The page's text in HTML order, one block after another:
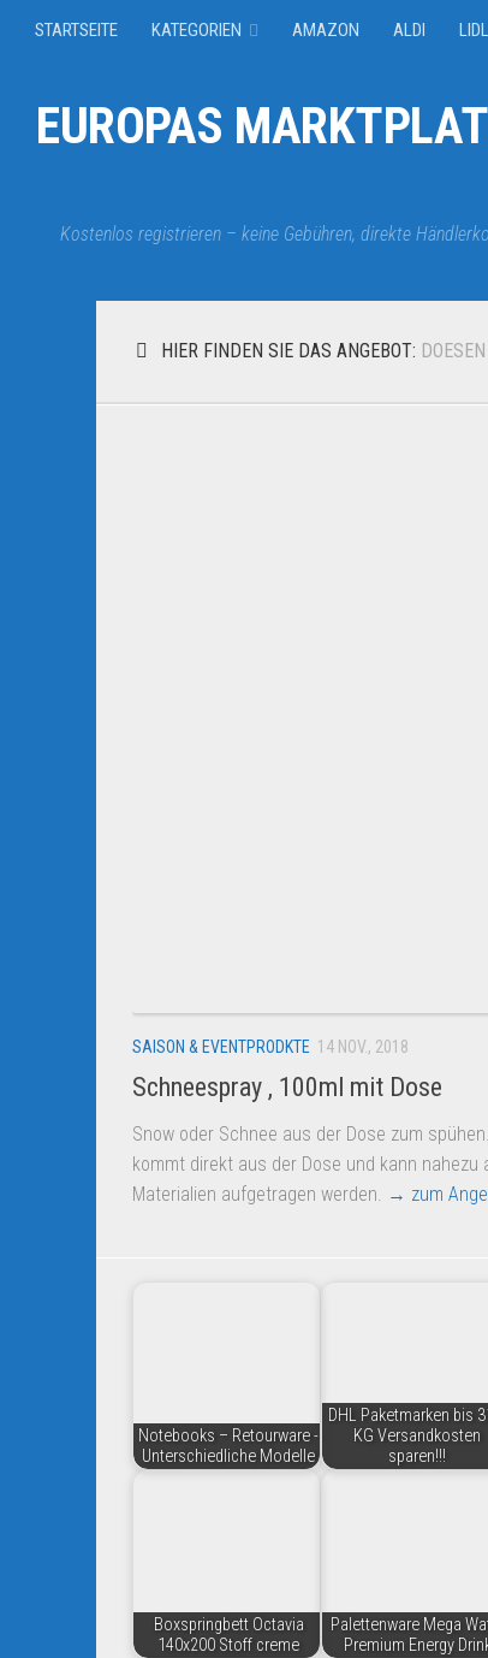
STARTSEITE KATEGORIEN AMAZON ALDI LIDL
EUROPAS
Kostenlos registrieren – keine Gebühren, direkte
HIER FINDEN SIE DAS ANGEBOT:
SAISON & EVENTPRODKTE 14 NOV., 2018
Schneespray , 100ml mit Dose
Snow oder Schnee aus der Dose zum
kommt direkt aus der Dose und kann nahezu
Materialien aufgetragen werden.
→ zum
Notebooks – Retourware -
Unterschiedliche Modelle
DHL Paketmarken bis
KG Versandkosten
sparen!!!
Boxspringbett Octavia
140x200 Stoff creme
Palettenware Mega
Premium Energy